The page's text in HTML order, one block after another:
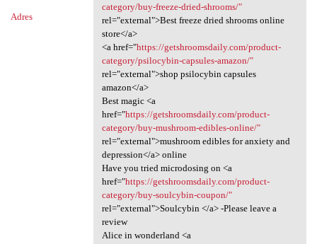
Adres
category/buy-freeze-dried-shrooms/"
rel="external">Best freeze dried shrooms online
store</a>
<a href="https://getshroomsdaily.com/product-
category/psilocybin-capsules-amazon/"
rel="external">shop psilocybin capsules
amazon</a>
Best magic <a
href="https://getshroomsdaily.com/product-
category/buy-mushroom-edibles-online/"
rel="external">mushroom edibles for anxiety and
depression</a> online
Have you tried microdosing on <a
href="https://getshroomsdaily.com/product-
category/buy-soulcybin-coupon/"
rel="external">Soulcybin </a> -Please leave a
review
Alice in wonderland <a